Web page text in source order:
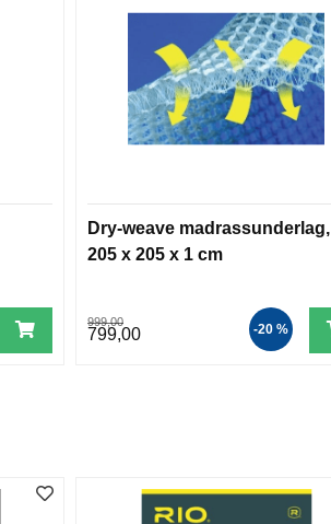
Dry-weave madrassunderlag,
205 x 205 x 1 cm
999,00
799,00 -20 %